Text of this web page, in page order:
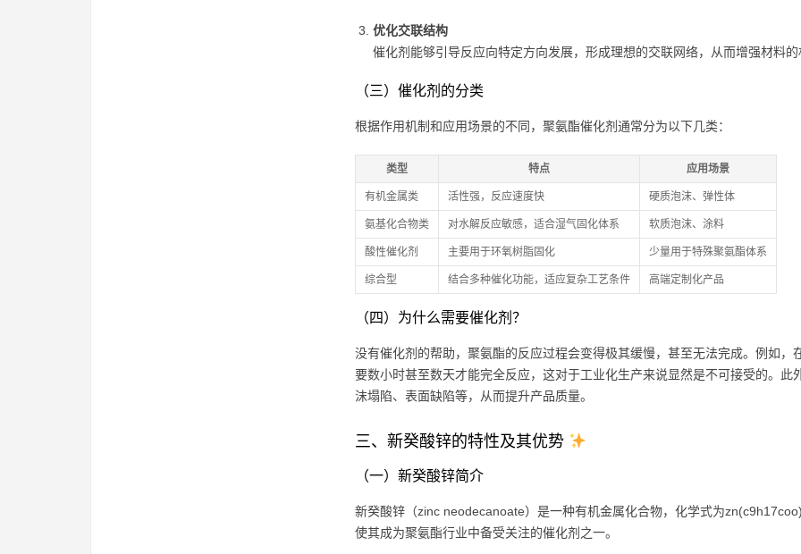
优化交联结构
催化剂能够引导反应向特定方向发展，形成理想的交联网络，从而增强材料
（三）催化剂的分类
根据作用机制和应用场景的不同，聚氨酯催化剂通常分为以下几类：
类型 特点 应用场景
有机金属类 活性强，反应速度快 硬质泡沫、弹性体
氨基化合物类 对水解反应敏感，适合湿气固化体系 软质泡沫、涂料
酸性催化剂 主要用于环氧树脂固化 少量用于特殊聚氨酯体系
综合型 结合多种催化功能，适应复杂工艺条件 高端定制化产品
（四）为什么需要催化剂？
没有催化剂的帮助，聚氨酯的反应过程会变得极其缓慢，甚至无法完成。例如
要数小时甚至数天才能完全反应，这对于工业化生产来说显然是不可接受的。
沫塌陷、表面缺陷等，从而提升产品质量。
三、新癸酸锌的特性及其优势
（一）新癸酸锌简介
新癸酸锌（zinc neodecanoate）是一种有机金属化合物，化学式为
使其成为聚氨酯行业中备受关注的催化剂之一。